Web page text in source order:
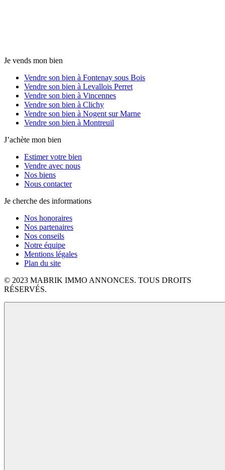
Je vends mon bien
Vendre son bien à Fontenay sous Bois
Vendre son bien à Levallois Perret
Vendre son bien à Vincennes
Vendre son bien à Clichy
Vendre son bien à Nogent sur Marne
Vendre son bien à Montreuil
J’achète mon bien
Estimer votre bien
Vendre avec nous
Nos biens
Nous contacter
Je cherche des informations
Nos honoraires
Nos partenaires
Nos conseils
Notre équipe
Mentions légales
Plan du site
© 2023 MABRIK IMMO ANNONCES. TOUS DROITS
RÉSERVÉS.